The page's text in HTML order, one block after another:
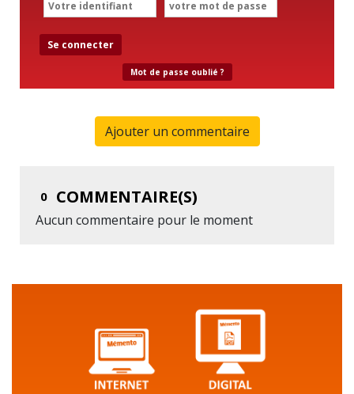
Se connecter
Mot de passe oublié ?
Ajouter un commentaire
0 COMMENTAIRE(S)
Aucun commentaire pour le moment